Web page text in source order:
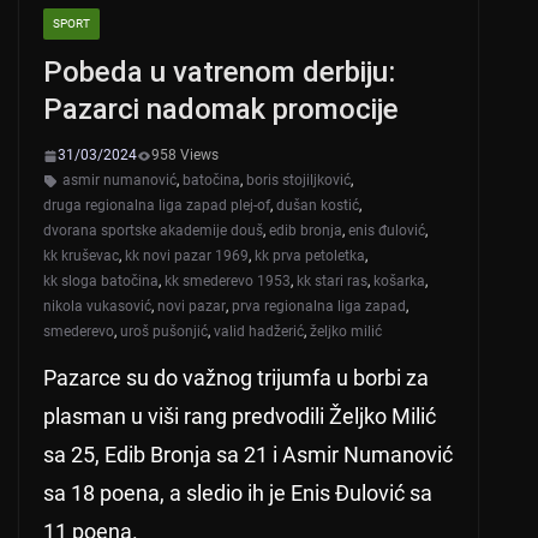
p
p
o
k
SPORT
Pobeda u vatrenom derbiju:
Pazarci nadomak promocije
31/03/2024
958 Views
asmir numanović, batočina, boris stojiljković,
druga regionalna liga zapad plej-of, dušan kostić,
dvorana sportske akademije douš, edib bronja, enis đulović,
kk kruševac, kk novi pazar 1969, kk prva petoletka,
kk sloga batočina, kk smederevo 1953, kk stari ras, košarka,
nikola vukasović, novi pazar, prva regionalna liga zapad,
smederevo, uroš pušonjić, valid hadžerić, željko milić
Pazarce su do važnog trijumfa u borbi za
plasman u viši rang predvodili Željko Milić
sa 25, Edib Bronja sa 21 i Asmir Numanović
sa 18 poena, a sledio ih je Enis Đulović sa
11 poena.